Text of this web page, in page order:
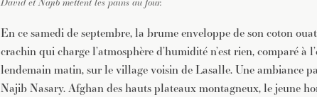
En ce samedi de septembre, la brume enveloppe de son coton
crachin qui charge l’atmosphère d’humidité n’est rien, comparé à
lendemain matin, sur le village voisin de Lasalle. Une ambiance
Najib Nasary. Afghan des hauts plateaux montagneux, le jeune